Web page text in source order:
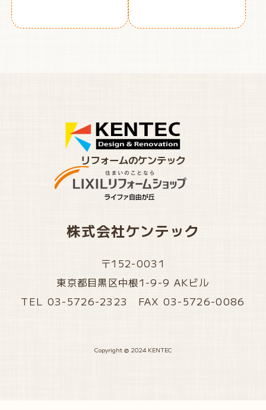
リフォームのケンテック
株式会社ケンテック
〒152-0031
東京都目黒区中根1-9-9 AKビル
TEL 03-5726-2323 FAX 03-5726-0086
Copyright @ 2024 KENTEC